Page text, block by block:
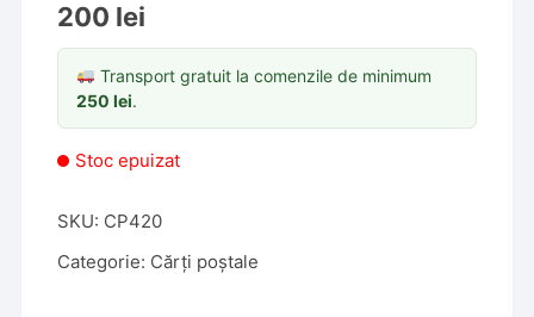
200 lei
Transport gratuit la comenzile de minimum
250lei.
Stoc epuizat
SKU: CP420
Categorie: Cărți poștale